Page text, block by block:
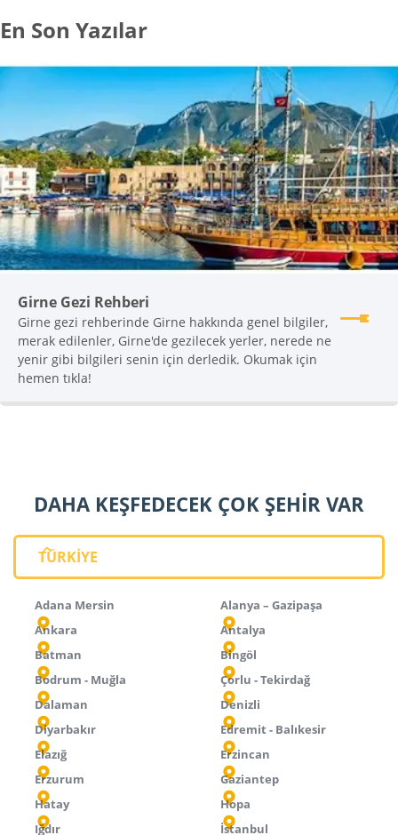
En Son Yazılar
Girne Gezi Rehberi
Girne gezi rehberinde Girne hakkında genel bilgiler,
merak edilenler, Girne'de gezilecek yerler, nerede ne
yenir gibi bilgileri senin için derledik. Okumak için
hemen tıkla!
DAHA KEŞFEDECEK ÇOK ŞEHİR VAR
TÜRKİYE
Adana Mersin
Alanya – Gazipaşa
Ankara
Antalya
Batman
Bingöl
Bodrum - Muğla
Çorlu - Tekirdağ
Dalaman
Denizli
Diyarbakır
Edremit - Balıkesir
Elazığ
Erzincan
Erzurum
Gaziantep
Hatay
Hopa
Iğdır
İstanbul